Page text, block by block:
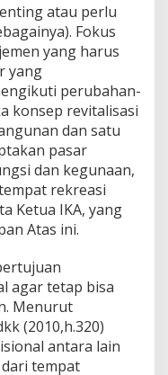
atau perlu
Fokus
yang harus
yang
perubahan-
konsep revitalisasi
dan satu
pasar
dan kegunaan,
rekreasi
Ketua IKA, yang
Atas ini.
agar tetap bisa
Menurut
(2010,h.320)
antara lain
tempat